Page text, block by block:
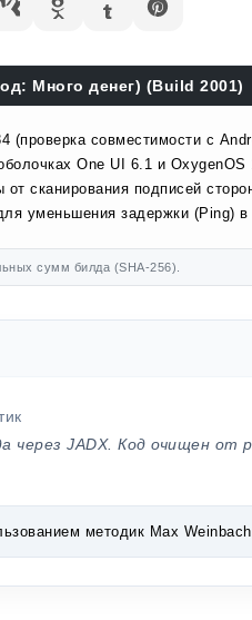
Много денег) (Build 2001)
(проверка совместимости с
One UI 6.1 и OxygenOS
сканирования подписей
уменьшения задержки (Ping)
сумм билда (SHA-256).
через JADX. Код очищен от
методик Max